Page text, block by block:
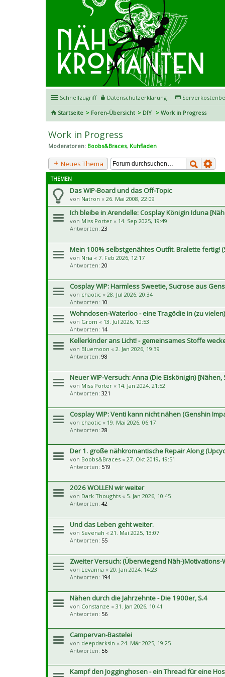
Schnellzugriff Datenschutzerklärung |
Startseite
Foren-Übersicht DIY Work in Progress
Work in Progress
Moderatoren: Boobs&Braces, Kuhfladen
Neues Thema
THEMEN
Das WIP-Board und das Off-Topic
von Natron « 26. Mai 2008, 22:09
Ich bleibe in Arendelle: Cosplay Königin Iduna
von Miss Porter « 14. Sep 2025, 19:49
Antworten: 23
Mein 100% selbstgenähtes Outfit. Bralette fertig!
von Nria « 7. Feb 2026, 12:17
Antworten: 20
Cosplay WIP: Harmless Sweetie, Sucrose aus
von chaotic « 28. Jul 2026, 20:34
Antworten: 10
Wohndosen-Waterloo - eine Tragödie in (zu
von Grom « 13. Jul 2026, 10:53
Antworten: 14
Kellerkinder ans Licht! - gemeinsames Stoffe
von Bluemoon « 2. Jan 2026, 19:39
Antworten: 98
Neuer WIP-Versuch: Anna (Die Eiskönigin) [Nähen,
von Miss Porter « 14. Jan 2024, 21:52
Antworten: 321
Cosplay WIP: Venti kann nicht nähen (Genshin
von chaotic « 19. Mai 2026, 06:17
Antworten: 28
Der 1. große nähkromantische Repair Along
von Boobs&Braces « 27. Okt 2019, 19:51
Antworten: 519
2026 WOLLEN wir weiter
von Dark Thoughts « 5. Jan 2026, 10:45
Antworten: 42
Und das Leben geht weiter.
von Sevenah « 21. Mai 2025, 13:07
Antworten: 55
Zweiter Versuch: (Überwiegend Näh-)Motivations-
von Levanna « 20. Jan 2024, 14:23
Antworten: 194
Nähen durch die Jahrzehnte - Die 1900er, S.4
von Constanze « 31. Jan 2026, 10:41
Antworten: 56
Campervan-Bastelei
von deepdarksin « 24. Mär 2025, 19:25
Antworten: 56
Kampf den Jogginghosen - ein Thread für eine